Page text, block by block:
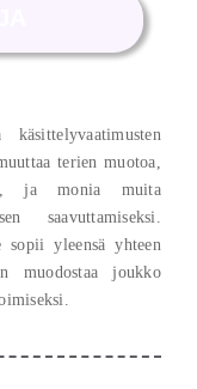
terien muotoa,
ja monia muita
saavuttamiseksi.
sopii yleensä yhteen
muodostaa joukko